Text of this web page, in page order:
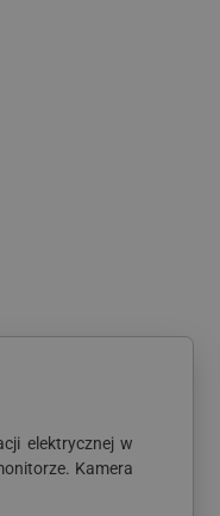
elektrycznej w
Kamera